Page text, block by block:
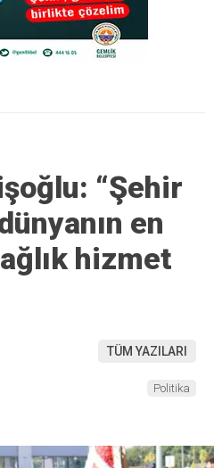
“Şehir
en
hizmet
TÜM YAZILARI
Politika